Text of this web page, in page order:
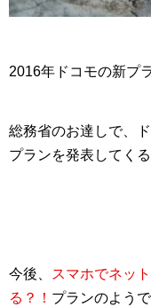
2016年ドコモの新プ
総務省のお達しで、
プランを発表してくる
今後、
スマホでネッ
る？！ プランのようで